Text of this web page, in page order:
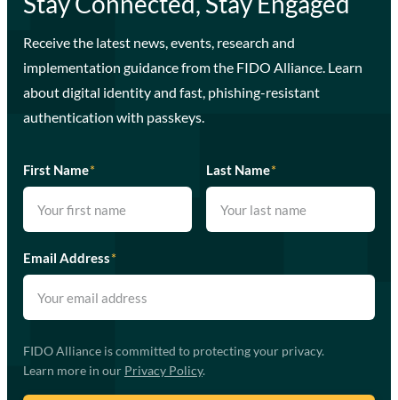
Receive the latest news, events, research and
implementation guidance from the FIDO Alliance. Learn
about digital identity and fast, phishing-resistant
authentication with passkeys.
First Name* Last Name*
Email Address*
FIDO Alliance is committed to protecting your privacy.
Learn more in our Privacy Policy.